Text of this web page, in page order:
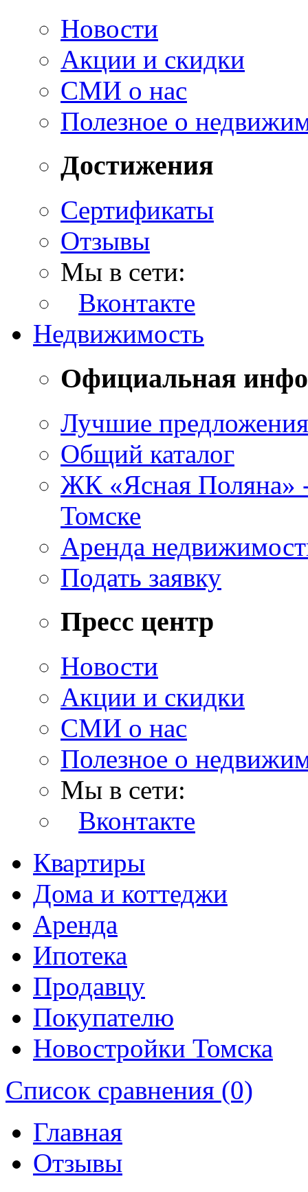
Новости
Акции и скидки
СМИ о нас
Полезное о
Достижения
Сертификаты
Отзывы
Мы в сети:
Вконтакте
Недвижимость
Официальная
Лучшие предложения
Общий каталог
ЖК «Ясная Поляна»
Томске
Аренда
Подать заявку
Пресс центр
Новости
Акции и скидки
СМИ о нас
Полезное о
Мы в сети:
Вконтакте
Квартиры
Дома и коттеджи
Аренда
Ипотека
Продавцу
Покупателю
Новостройки Томска
Список сравнения (0)
Главная
Отзывы